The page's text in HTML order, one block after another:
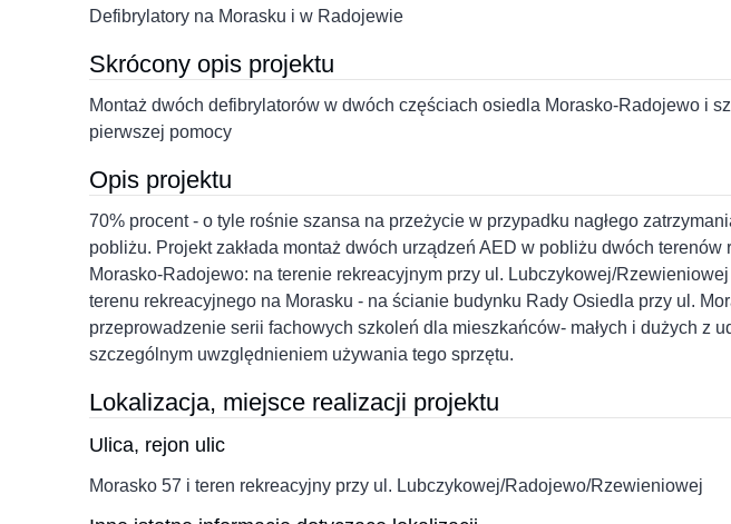
Defibrylatory na Morasku i w Radojewie
Skrócony opis projektu
Montaż dwóch defibrylatorów w dwóch częściach osiedla Morasko-Radojewo i
pierwszej pomocy
Opis projektu
70% procent - o tyle rośnie szansa na przeżycie w przypadku nagłego
pobliżu. Projekt zakłada montaż dwóch urządzeń AED w pobliżu dwóch
Morasko-Radojewo: na terenie rekreacyjnym przy ul. Lubczykowej/
terenu rekreacyjnego na Morasku - na ścianie budynku Rady Osiedla przy ul.
przeprowadzenie serii fachowych szkoleń dla mieszkańców- małych i dużych z
szczególnym uwzględnieniem używania tego sprzętu.
Lokalizacja, miejsce realizacji projektu
Ulica, rejon ulic
Morasko 57 i teren rekreacyjny przy ul. Lubczykowej/Radojewo/Rzewieniowej